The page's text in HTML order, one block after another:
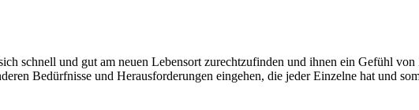
schnell und gut am neuen Lebensort zurechtzufinden und ihnen ein Gefühl
Bedürfnisse und Herausforderungen eingehen, die jeder Einzelne hat und